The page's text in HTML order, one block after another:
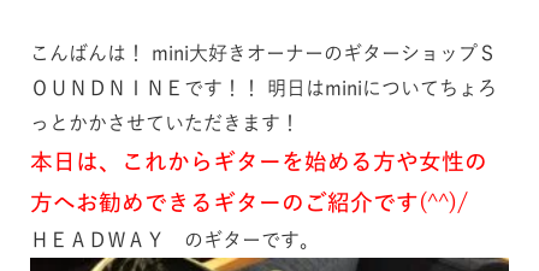
こんばんは！ mini大好きオーナーのギターショップＳ
ＯＵＮＤＮＩＮＥです！！ 明日はminiについてちょろ
っとかかさせていただきます！
本日は、これからギターを始める方や女性の
方へお勧めできるギターのご紹介です(^^)/
ＨＥＡＤＷＡＹ のギターです。